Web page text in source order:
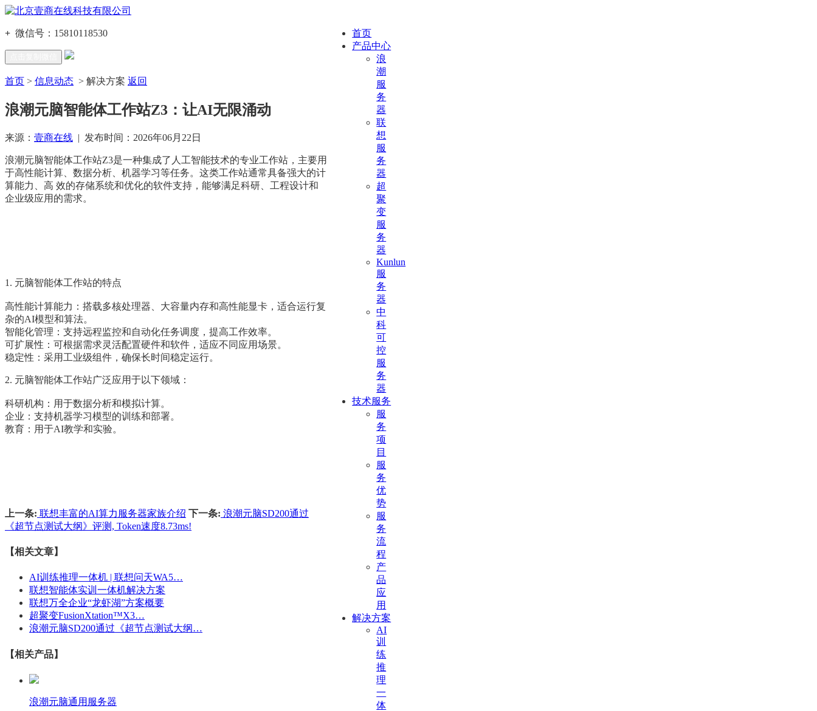
首页
产品中心
浪
潮
服
务
器
联
想
服
务
器
超
聚
变
服
务
器
Kunlun
服
务
器
中
科
可
控
服
务
器
技术服务
服
务
项
目
服
务
优
势
服
务
流
程
产
品
应
用
解决方案
AI
训
练
推
理
一
体
+ 微信号： 15810118530
首页 > 信息动态 > 解决方案 返回
浪潮元脑智能体工作站Z3：让AI无限涌动
来源： 壹商在线 | 发布时间：2026年06月22日
浪潮元脑智能体工作站Z3是一种集成了人工智能技术的专业工作站，主要用
于高性能计算、数据分析、机器学习等任务。这类工作站通常具备强大的计
算能力、高 效的存储系统和优化的软件支持，能够满足科研、工程设计和
企业级应用的需求。
1. 元脑智能体工作站的特点
高性能计算能力：搭载多核处理器、大容量内存和高性能显卡，适合运行复
杂的AI模型和算法。
智能化管理：支持远程监控和自动化任务调度，提高工作效率。
可扩展性：可根据需求灵活配置硬件和软件，适应不同应用场景。
稳定性：采用工业级组件，确保长时间稳定运行。
2. 元脑智能体工作站广泛应用于以下领域：
科研机构：用于数据分析和模拟计算。
企业：支持机器学习模型的训练和部署。
教育：用于AI教学和实验。
上一条: 联想丰富的AI算力服务器家族介绍 下一条: 浪潮元脑SD200通过
《超节点测试大纲》评测, Token速度8.73ms!
【相关文章】
AI训练推理一体机 | 联想问天WA5…
联想智能体实训一体机解决方案
联想万全企业“龙虾湖”方案概要
超聚变FusionXtation™X3…
浪潮元脑SD200通过《超节点测试大纲…
【相关产品】
浪潮元脑通用服务器